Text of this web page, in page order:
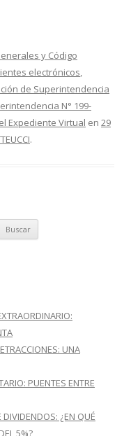
y Código
electrónicos,
de Superintendencia
N° 199-
Expediente Virtual en 29
.
UNA
PUENTES ENTRE
DIVIDENDOS: ¿EN QUÉ
5%?